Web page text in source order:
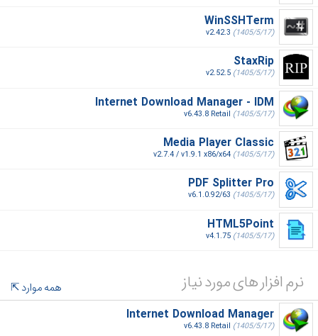
WinSSHTerm
v2.42.3 (1405/5/17)
StaxRip
v2.52.5 (1405/5/17)
Internet Download Manager - IDM
v6.43.8 Retail (1405/5/17)
Media Player Classic
v2.7.4 / v1.9.1 x86/x64 (1405/5/17)
PDF Splitter Pro
v6.1.0.92/63 (1405/5/17)
HTML5Point
v4.1.75 (1405/5/17)
نرم افزار های مورد نیاز
همه موارد
Internet Download Manager
v6.43.8 Retail (1405/5/17)